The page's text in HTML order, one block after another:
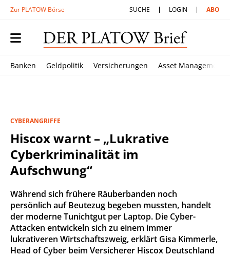
Zur PLATOW Börse SUCHE LOGIN ABO
Banken Geldpolitik Versicherungen Asset Management
CYBERANGRIFFE
Hiscox warnt – „Lukrative
Cyberkriminalität im
Aufschwung“
Während sich frühere Räuberbanden noch
persönlich auf Beutezug begeben mussten, handelt
der moderne Tunichtgut per Laptop. Die Cyber-
Attacken entwickeln sich zu einem immer
lukrativeren Wirtschaftszweig, erklärt Gisa Kimmerle,
Head of Cyber beim Versicherer Hiscox Deutschland